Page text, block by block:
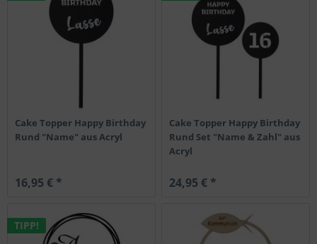
Cake Topper Happy Birthday
Rund "Name" aus Acryl
16,95 € *
Cake Topper Happy Birthday
Rund Set "Name & Zahl" aus
Acryl
24,95 € *
TIPP!